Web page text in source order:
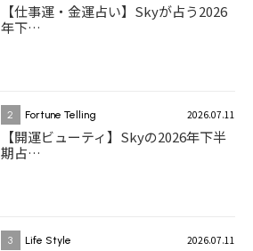
【仕事運・金運占い】Skyが占う2026
年下…
2 Fortune Telling 2026.07.11
【開運ビューティ】Skyの2026年下半
期占…
3 Life Style 2026.07.11